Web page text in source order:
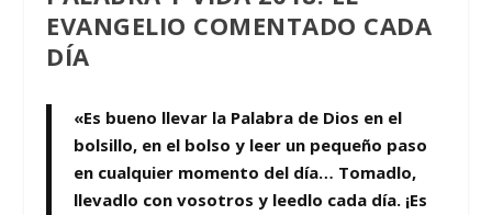
EVANGELIO COMENTADO CADA
DÍA
«Es bueno llevar la Palabra de Dios en el
bolsillo, en el bolso y leer un pequeño paso
en cualquier momento del día… Tomadlo,
llevadlo con vosotros y leedlo cada día. ¡Es